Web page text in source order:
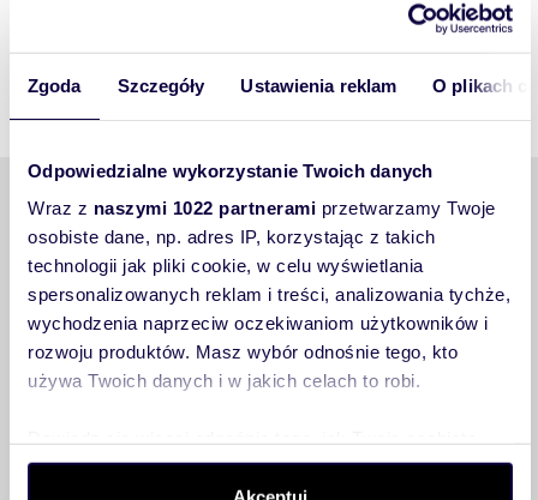
Zgoda Szczegóły Ustawienia reklam O plikach
Odpowiedzialne wykorzystanie Twoich danych
Wraz z naszymi 1022 partnerami przetwarzamy Twoje
osobiste dane, np. adres IP, korzystając z takich
technologii jak pliki cookie, w celu wyświetlania
spersonalizowanych reklam i treści, analizowania tychże,
wychodzenia naprzeciw oczekiwaniom użytkowników i
rozwoju produktów. Masz wybór odnośnie tego, kto
używa Twoich danych i w jakich celach to robi.
dane są przetwarzane oraz ustaw własne preferencje w
. W Deklaracji plików cookie możesz
+ 48 667 800 263
magdalena.wojcik@domiporta.pl
Skontaktuj się
Potrzebujesz kontaktu z naszej strony?
Wpisz szczegóły zgłoszenia, a nasz konsultant
odpowie na Twoją wiadomość tak szybko, jak będzie to